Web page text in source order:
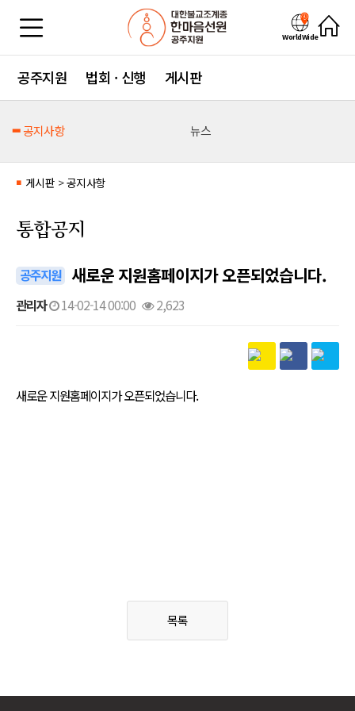
WorldWide
공주지원 법회 · 신행 게시판
공지사항 뉴스
■ 게시판 >공지사항
통합공지
공주지원 새로운 지원홈페이지가 오픈되었습니다.
관리자 14-02-14 00:00 2,623
새로운 지원홈페이지가 오픈되었습니다.
목록